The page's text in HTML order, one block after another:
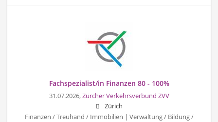
Fachspezialist/in Finanzen 80 - 100%
31.07.2026,Zürcher Verkehrsverbund ZVV
Zürich
Finanzen / Treuhand / Immobilien | Verwaltung / Bildung /